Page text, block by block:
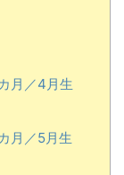
月／4月生
月／5月生